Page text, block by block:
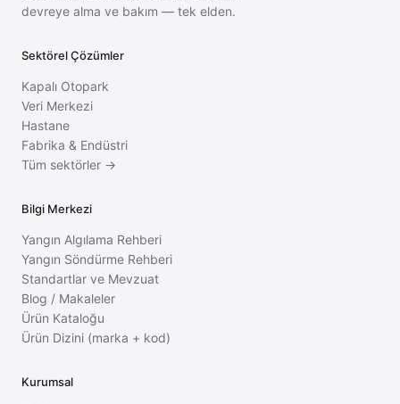
devreye alma ve bakım — tek elden.
Sektörel Çözümler
Kapalı Otopark
Veri Merkezi
Hastane
Fabrika & Endüstri
Tüm sektörler →
Bilgi Merkezi
Yangın Algılama Rehberi
Yangın Söndürme Rehberi
Standartlar ve Mevzuat
Blog / Makaleler
Ürün Kataloğu
Ürün Dizini (marka + kod)
Kurumsal